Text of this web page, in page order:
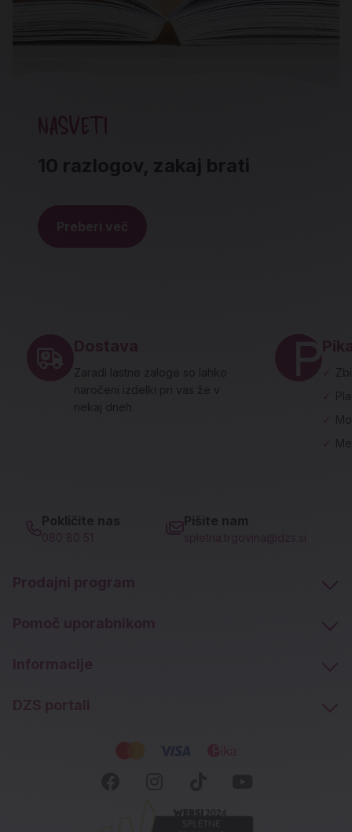
NASVETI
10 razlogov, zakaj brati
Preberi več
Dostava
Zaradi lastne zaloge so lahko
naročeni izdelki pri vas že v
nekaj dneh.
Pokličite nas
080 80 51
Pišite nam
spletna.trgovina@dzs.si
Prodajni program
Pomoč uporabnikom
Informacije
DZS portali